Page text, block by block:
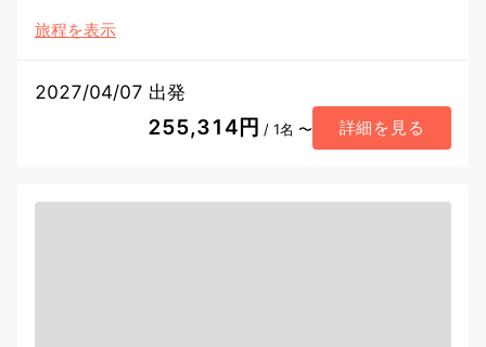
旅程を表示
2027/04/07 出発
255,314円 / 1名 〜 詳細を見る